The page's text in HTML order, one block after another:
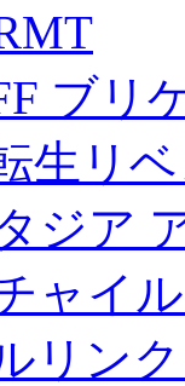
ブリ
生リ
ジア
ャイ
リン